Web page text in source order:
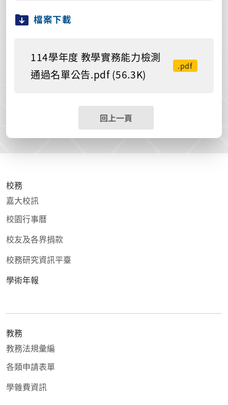
檔案下載
114學年度 教學實務能力檢測
通過名單公告.pdf (56.3K)
.pdf
回上一頁
校務
嘉大校訊
校園行事曆
校友及各界捐款
校務研究資訊平臺
學術年報
教務
教務法規彙編
各類申請表單
學雜費資訊